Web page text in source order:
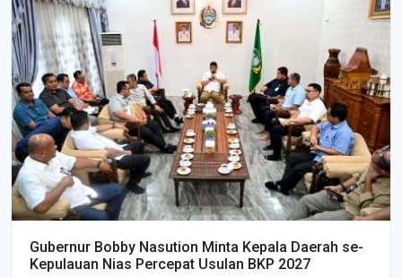
Gubernur Bobby Nasution Minta Kepala Daerah se-
Kepulauan Nias Percepat Usulan BKP 2027